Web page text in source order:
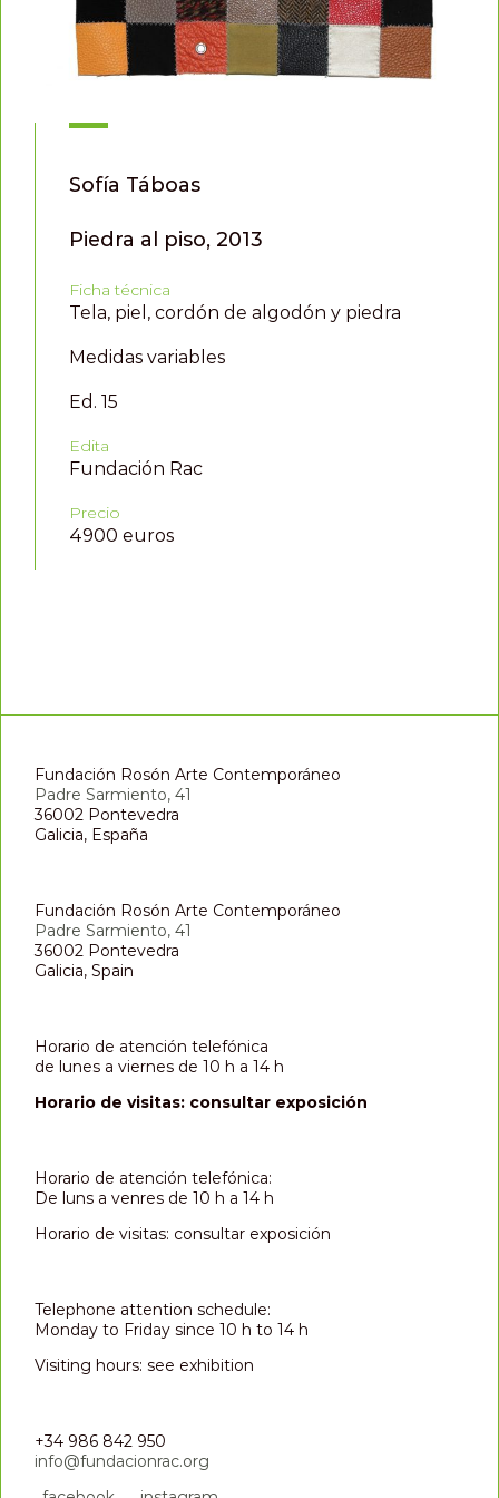
Sofía Táboas
Piedra al piso, 2013
Ficha técnica
Tela, piel, cordón de algodón y piedra
Medidas variables
Ed. 15
Edita
Fundación Rac
Precio
4900 euros
Fundación Rosón Arte Contemporáneo
Padre Sarmiento, 41
36002 Pontevedra
Galicia, España
Fundación Rosón Arte Contemporáneo
Padre Sarmiento, 41
36002 Pontevedra
Galicia, Spain
Horario de atención telefónica
de lunes a viernes de 10 h a 14 h
Horario de visitas: consultar exposición
Horario de atención telefónica:
De luns a venres de 10 h a 14 h
Horario de visitas: consultar exposición
Telephone attention schedule:
Monday to Friday since 10 h to 14 h
Visiting hours: see exhibition
+34 986 842 950
info@fundacionrac.org